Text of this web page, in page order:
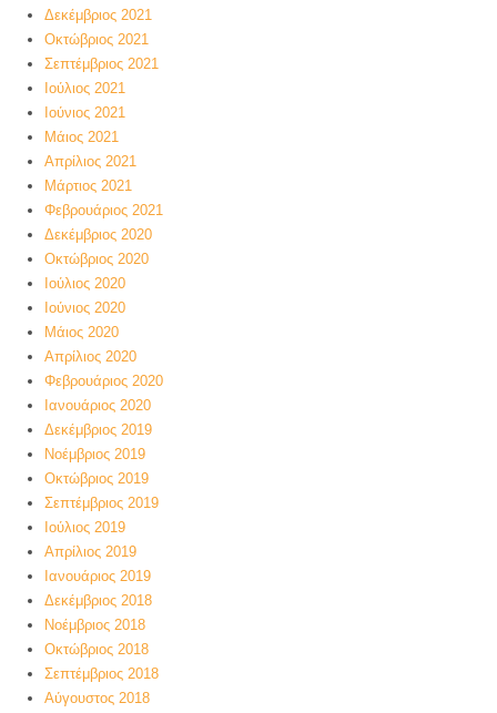
Δεκέμβριος 2021
Οκτώβριος 2021
Σεπτέμβριος 2021
Ιούλιος 2021
Ιούνιος 2021
Μάιος 2021
Απρίλιος 2021
Μάρτιος 2021
Φεβρουάριος 2021
Δεκέμβριος 2020
Οκτώβριος 2020
Ιούλιος 2020
Ιούνιος 2020
Μάιος 2020
Απρίλιος 2020
Φεβρουάριος 2020
Ιανουάριος 2020
Δεκέμβριος 2019
Νοέμβριος 2019
Οκτώβριος 2019
Σεπτέμβριος 2019
Ιούλιος 2019
Απρίλιος 2019
Ιανουάριος 2019
Δεκέμβριος 2018
Νοέμβριος 2018
Οκτώβριος 2018
Σεπτέμβριος 2018
Αύγουστος 2018